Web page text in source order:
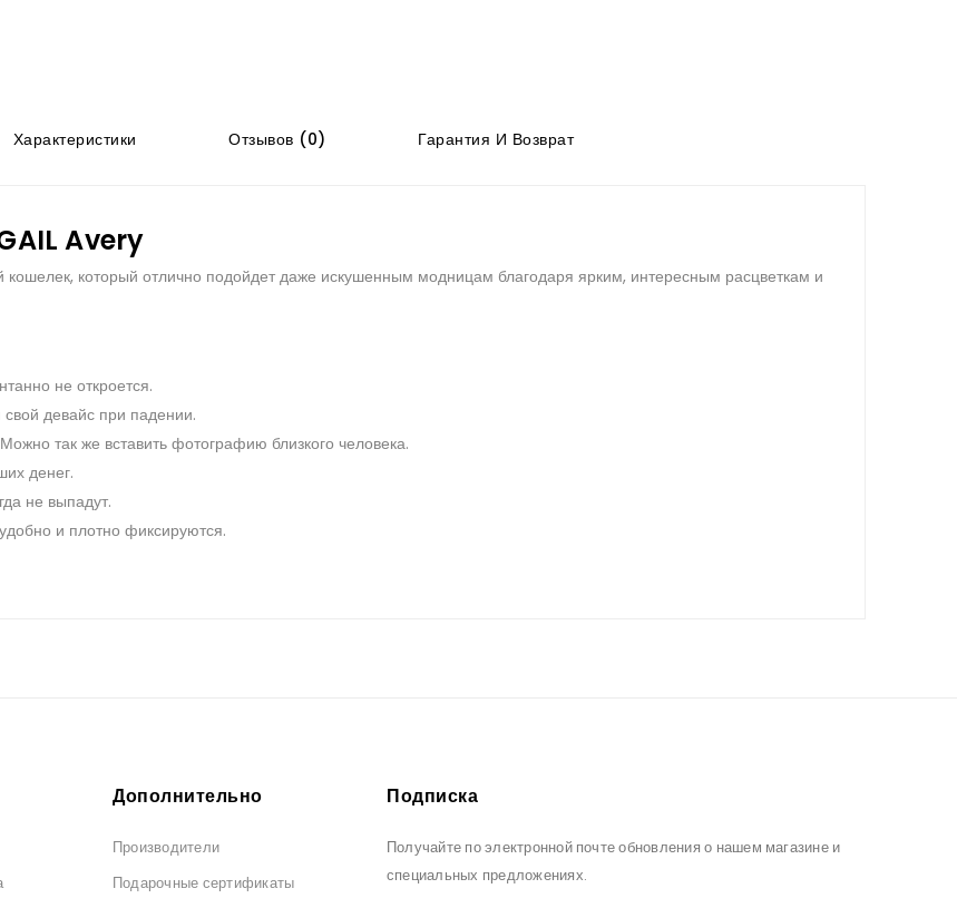
Характеристики Отзывов (0) Гарантия И Возврат
Avery
который отлично подойдет даже искушенным модницам благодаря ярким, интересным расцветкам и
не откроется.
девайс при падении.
так же вставить фотографию близкого человека.
денег.
не выпадут.
и плотно фиксируются.
Дополнительно
Производители
Подарочные сертификаты
Подписка
Получайте по электронной почте обновления о нашем магазине и
специальных предложениях.